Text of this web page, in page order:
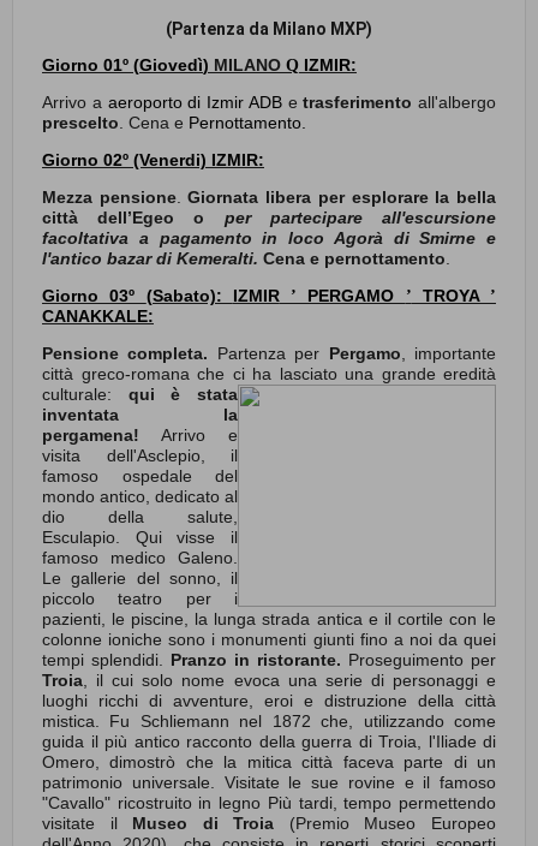
(Partenza da Milano MXP)
Giorno 01º (Giovedì) MILANO Q IZMIR:
Arrivo a aeroporto di Izmir ADB etrasferimento all'albergo
prescelto . Cena e Pernottamento.
Giorno 02º (Venerdi) IZMIR:
Mezza pensione.Giornata libera per esplorare la bella
città dell’Egeo o per partecipare all'escursione
facoltativa a pagamento in loco Agorà di Smirne e
l'antico bazar di Kemeralti. Cena e pernottamento
Giorno 03º (Sabato): IZMIR ’ PERGAMO ’ TROYA ’
CANAKKALE:
Pensione completa. Partenza per Pergamo , importante
città greco-romana che ci ha lasciato una grande eredità
culturale: qui è stata
inventata la
pergamena! Arrivo e
visita dell'Asclepio, il
famoso ospedale del
mondo antico, dedicato al
dio della salute,
Esculapio. Qui visse il
famoso medico Galeno.
Le gallerie del sonno, il
piccolo teatro per i
pazienti, le piscine, la lunga strada antica e il cortile con le
colonne ioniche sono i monumenti giunti fino a noi da quei
tempi splendidi. Pranzo in ristorante. Proseguimento per
Troia , il cui solo nome evoca una serie di personaggi e
luoghi ricchi di avventure, eroi e distruzione della città
mistica. Fu Schliemann nel 1872 che, utilizzando come
guida il più antico racconto della guerra di Troia, l'Iliade di
Omero, dimostrò che la mitica città faceva parte di un
patrimonio universale. Visitate le sue rovine e il famoso
"Cavallo" ricostruito in legno Più tardi, tempo permettendo
visitate il Museo di Troia (Premio Museo Europeo